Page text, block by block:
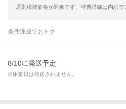
原則税抜価格が対象です。特典詳細は内訳で
条件達成でおトク
8/10に発送予定
※休業日は発送されません。